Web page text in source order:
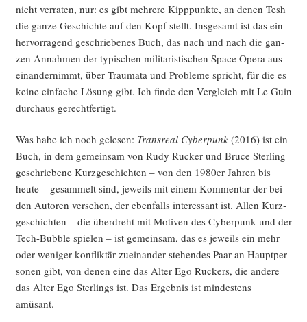
nicht ver­ra­ten, nur: es gibt meh­re­re Kipp­punk­te, an denen Tesh
die gan­ze Geschich­te auf den Kopf stellt. Ins­ge­samt ist das ein
her­vor­ra­gend geschrie­be­nes Buch, das nach und nach die gan­
zen Annah­men der typi­schen mili­ta­ris­ti­schen Space Ope­ra aus­
ein­an­der­nimmt, über Trau­ma­ta und Pro­ble­me spricht, für die es
kei­ne ein­fa­che Lösung gibt. Ich fin­de den Ver­gleich mit Le Guin
durch­aus gerechtfertigt.
Was habe ich noch gele­sen: Trans­re­al Cyber­punk(2016) ist ein
Buch, in dem gemein­sam von Rudy Rucker und Bruce Ster­ling
geschrie­be­ne Kurz­ge­schich­ten – von den 1980er Jah­ren bis
heu­te – gesam­melt sind, jeweils mit einem Kom­men­tar der bei­
den Autoren ver­se­hen, der eben­falls inter­es­sant ist. Allen Kurz­
ge­schich­ten – die über­dreht mit Moti­ven des Cyber­punk und der
Tech-Bubble spie­len – ist gemein­sam, das es jeweils ein mehr
oder weni­ger kon­flik­tär zuein­an­der ste­hen­des Paar an Haupt­per­
so­nen gibt, von denen eine das Alter Ego Ruckers, die ande­re
das Alter Ego Ster­lings ist. Das Ergeb­nis ist min­des­tens
amüsant.